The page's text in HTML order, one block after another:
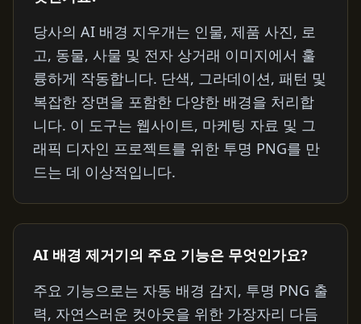
당사의 AI 배경 지우개는 인물, 제품 사진, 로
고, 동물, 사물 및 전자 상거래 이미지에서 훌
륭하게 작동합니다. 단색, 그라데이션, 패턴 및
복잡한 장면을 포함한 다양한 배경을 처리합
니다. 이 도구는 웹사이트, 마케팅 자료 및 그
래픽 디자인 프로젝트를 위한 투명 PNG를 만
드는 데 이상적입니다.
AI 배경 제거기의 주요 기능은 무엇인가요?
주요 기능으로는 자동 배경 감지, 투명 PNG 출
력, 자연스러운 컷아웃을 위한 가장자리 다듬